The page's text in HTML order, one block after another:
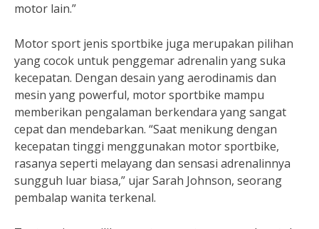
motor lain.”
Motor sport jenis sportbike juga merupakan pilihan
yang cocok untuk penggemar adrenalin yang suka
kecepatan. Dengan desain yang aerodinamis dan
mesin yang powerful, motor sportbike mampu
memberikan pengalaman berkendara yang sangat
cepat dan mendebarkan. “Saat menikung dengan
kecepatan tinggi menggunakan motor sportbike,
rasanya seperti melayang dan sensasi adrenalinnya
sungguh luar biasa,” ujar Sarah Johnson, seorang
pembalap wanita terkenal.